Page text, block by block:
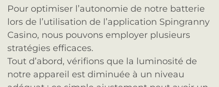
Pour optimiser l’autonomie de notre batterie
lors de l’utilisation de l’application Spingranny
Casino, nous pouvons employer plusieurs
stratégies efficaces.
Tout d’abord, vérifions que la luminosité de
notre appareil est diminuée à un niveau